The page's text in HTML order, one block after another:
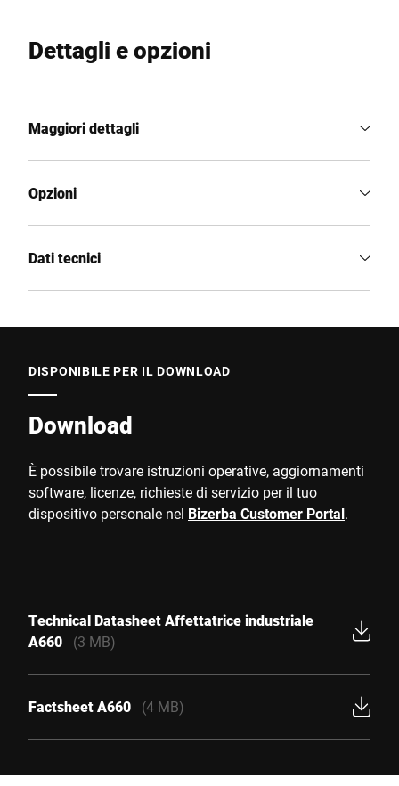
Dettagli e opzioni
Maggiori dettagli
Opzioni
Dati tecnici
DISPONIBILE PER IL DOWNLOAD
Download
È possibile trovare istruzioni operative, aggiornamenti
software, licenze, richieste di servizio per il tuo
dispositivo personale nel Bizerba Customer Portal.
Technical Datasheet Affettatrice industriale
A660
(3 MB)
Factsheet A660 (4 MB)